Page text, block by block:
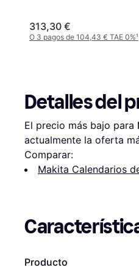
313,30 €
O 3 pagos de 104,43 € TAE 0%¹
Detalles del
El precio más bajo para
actualmente la oferta
Comparar:
Makita Calendarios
Producto